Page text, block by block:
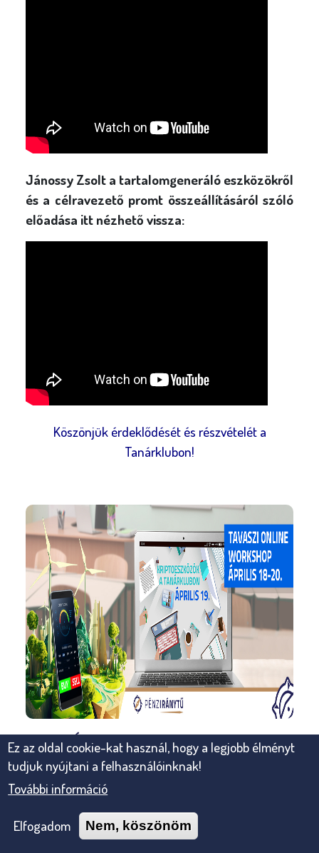
Jánossy Zsolt a tartalomgeneráló eszközökről
és a célravezető promt összeállításáról szóló
előadása itt nézhető vissza:
Köszönjük érdeklődését és részvételét a
Tanárklubon!
2023. ÁPRILIS 19. SZERDA, 17.00 -
18.30
MINDEN, AMIT TUDNI
AKARTÁL A BLOKKLÁNCRÓL ÉS
A KRIPTOVALUTÁKRÓL
TÉMA: Hogyan beszélgessünk diákjainkkal a
Ez az oldal cookie-kat használ, hogy a legjobb élményt
tudjuk nyújtani a felhasználóinknak!
További információ
Elfogadom Nem, köszönöm